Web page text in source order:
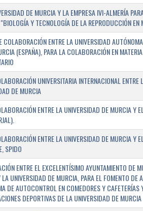
DE MURCIA Y LA EMPRESA IVI-ALMERÍA
Y TECNOLOGÍA DE LA REPRODUCCIÓN EN
COLABORACIÓN ENTRE LA UNIVERSIDAD
(ESPAÑA), PARA LA COLABORACIÓN EN
UNIVERSITARIA INTERNACIONAL ENTRE
DE MURCIA
ENTRE LA UNIVERSIDAD DE MURCIA Y
ENTRE LA UNIVERSIDAD DE MURCIA Y
SPIDO
ENTRE EL EXCELENTÍSIMO AYUNTAMIENTO DE
UNIVERSIDAD DE MURCIA, PARA EL FOMENTO DE
DE AUTOCONTROL EN COMEDORES Y CAFETERÍAS
DEPORTIVAS DE LA UNIVERSIDAD DE MURCIA